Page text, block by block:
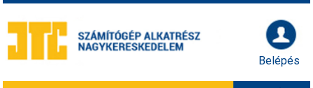
Belépés